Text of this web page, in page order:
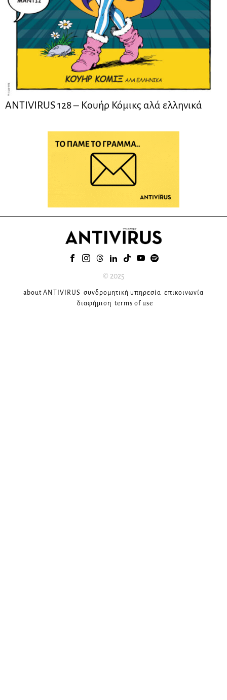
ANTIVIRUS 128 – Kουήρ Κόμικς αλά ελληνικά
© 2025
about ANTIVIRUS συνδρομητική υπηρεσία επικοινωνία
διαφήμιση terms of use